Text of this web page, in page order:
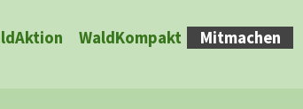
Menü überspringen
▼
WaldKompakt Mitmachen